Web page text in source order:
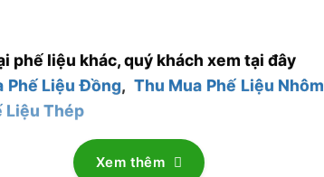
phế liệu khác, quý khách xem tại đây
Phế Liệu Đồng, Thu Mua Phế Liệu Nhôm
Liệu Thép
Xem thêm